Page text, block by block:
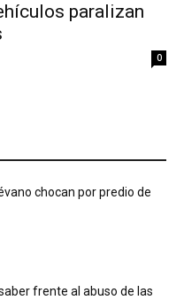
paralizan
0
chocan por predio de
frente al abuso de las